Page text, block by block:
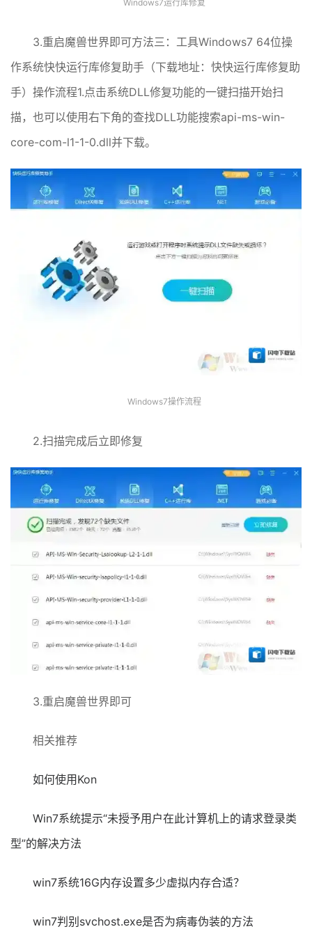
Windows7运行库修复
3.重启魔兽世界即可方法三：工具Windows7 64位操
作系统快快运行库修复助手（下载地址：快快运行库修复助
手）操作流程1.点击系统DLL修复功能的一键扫描开始扫
描，也可以使用右下角的查找DLL功能搜索api-ms-win-
core-com-l1-1-0.dll并下载。
Windows7操作流程
2.扫描完成后立即修复
3.重启魔兽世界即可
相关推荐
如何使用Kon
Win7系统提示“未授予用户在此计算机上的请求登录类
型”的解决方法
win7系统16G内存设置多少虚拟内存合适？
win7判别svchost.exe是否为病毒伪装的方法